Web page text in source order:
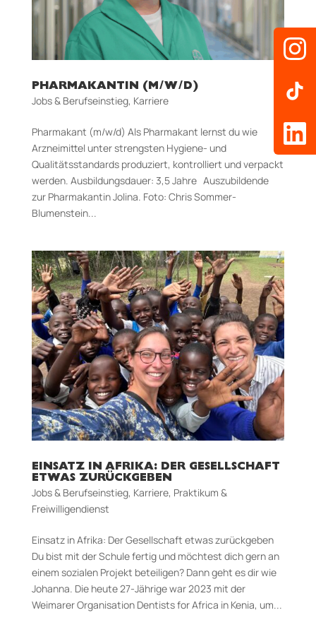
PHARMAKANTIN (M/W/D)
Jobs & Berufseinstieg, Karriere
Pharmakant (m/w/d) Als Pharmakant lernst du wie
Arzneimittel unter strengsten Hygiene- und
Qualitätsstandards produziert, kontrolliert und verpackt
werden. Aus­bildungs­dauer: 3,5 Jahre Auszubildende
zur Pharmakantin Jolina. Foto: Chris Sommer-
Blumenstein...
EINSATZ IN AFRIKA: DER GESELLSCHAFT
ETWAS ZURÜCKGEBEN
Jobs & Berufseinstieg, Karriere, Praktikum &
Freiwilligendienst
Einsatz in Afrika: Der Gesellschaft etwas zurückgeben
Du bist mit der Schule fertig und möchtest dich gern an
einem sozialen Projekt beteiligen? Dann geht es dir wie
Johanna. Die heute 27-Jährige war 2023 mit der
Weimarer Organisation Dentists for Africa in Kenia, um...